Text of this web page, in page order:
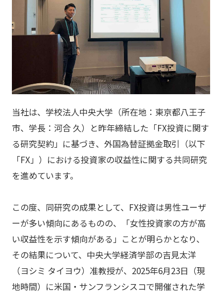
当社は、学校法人中央大学（所在地：東京都八王子
市、学長：河合 久）と昨年締結した「FX投資に関す
る研究契約」に基づき、外国為替証拠金取引（以下
「FX」）における投資家の収益性に関する共同研究
を進めています。
この度、同研究の成果として、FX投資は男性ユーザ
ーが多い傾向にあるものの、「女性投資家の方が高
い収益性を示す傾向がある」ことが明らかとなり、
その結果について、中央大学経済学部の吉見太洋
（ヨシミ タイヨウ）准教授が、2025年6月23日（現
地時間）に米国・サンフランシスコで開催された学